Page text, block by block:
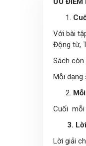
Với bài
Động từ,
Sách còn
Mỗi dạng
Cuối mỗi
3. Lời
Lời giải